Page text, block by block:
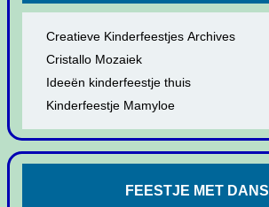
Creatieve Kinderfeestjes Archives
Cristallo Mozaiek
Ideeën kinderfeestje thuis
Kinderfeestje Mamyloe
FEESTJE MET DANS